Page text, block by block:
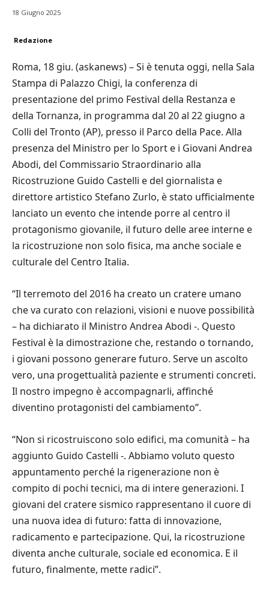
18 Giugno 2025
Redazione
Roma, 18 giu. (askanews) – Si è tenuta oggi, nella Sala
Stampa di Palazzo Chigi, la conferenza di
presentazione del primo Festival della Restanza e
della Tornanza, in programma dal 20 al 22 giugno a
Colli del Tronto (AP), presso il Parco della Pace. Alla
presenza del Ministro per lo Sport e i Giovani Andrea
Abodi, del Commissario Straordinario alla
Ricostruzione Guido Castelli e del giornalista e
direttore artistico Stefano Zurlo, è stato ufficialmente
lanciato un evento che intende porre al centro il
protagonismo giovanile, il futuro delle aree interne e
la ricostruzione non solo fisica, ma anche sociale e
culturale del Centro Italia.
“Il terremoto del 2016 ha creato un cratere umano
che va curato con relazioni, visioni e nuove possibilità
– ha dichiarato il Ministro Andrea Abodi -. Questo
Festival è la dimostrazione che, restando o tornando,
i giovani possono generare futuro. Serve un ascolto
vero, una progettualità paziente e strumenti concreti.
Il nostro impegno è accompagnarli, affinché
diventino protagonisti del cambiamento”.
“Non si ricostruiscono solo edifici, ma comunità – ha
aggiunto Guido Castelli -. Abbiamo voluto questo
appuntamento perché la rigenerazione non è
compito di pochi tecnici, ma di intere generazioni. I
giovani del cratere sismico rappresentano il cuore di
una nuova idea di futuro: fatta di innovazione,
radicamento e partecipazione. Qui, la ricostruzione
diventa anche culturale, sociale ed economica. E il
futuro, finalmente, mette radici”.